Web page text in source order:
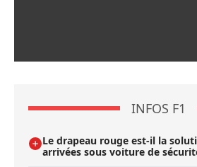
INFOS F1
Le drapeau rouge est-il la
arrivées sous voiture de